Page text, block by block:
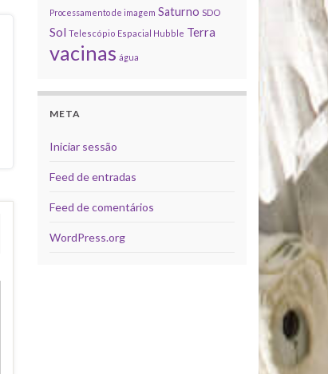
Processamento de imagem Saturno SDO
Sol Telescópio Espacial Hubble Terra
vacinas água
META
Iniciar sessão
Feed de entradas
Feed de comentários
WordPress.org